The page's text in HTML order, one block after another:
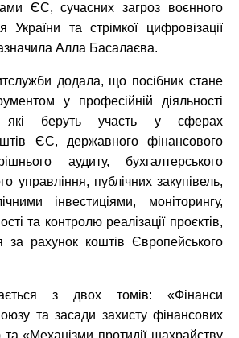
ЄС, сучасних загроз воєнного
України та стрімкої цифровізації
Алла Басалаєва.
додала, що посібник стане
у професійній діяльності
які беруть участь у сферах
ЄС, державного фінансового
аудиту, бухгалтерського
управління, публічних закупівель,
інвестиціями, моніторингу,
та контролю реалізації проєктів,
за рахунок коштів Європейського
з двох томів: «Фінанси
та засади захисту фінансових
«Механізми протидії шахрайству